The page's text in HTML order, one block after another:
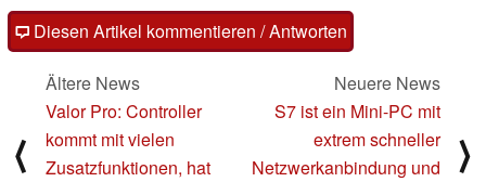
Diesen Artikel kommentieren / Antworten
⟨
Ältere News
Valor Pro: Controller
kommt mit vielen
Zusatzfunktionen, hat
Neuere News
S7 ist ein Mini-PC mit
extrem schneller
Netzwerkanbindung und
⟩